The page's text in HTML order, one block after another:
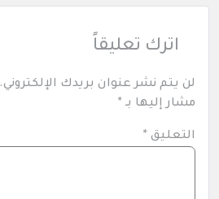
اترك تعليقاً
لن يتم نشر عنوان بريدك الإلكتروني.
مشار إليها بـ *
التعليق *